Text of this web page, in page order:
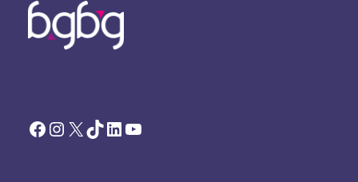
Facebook Instagram X TikTok 领英YouTube